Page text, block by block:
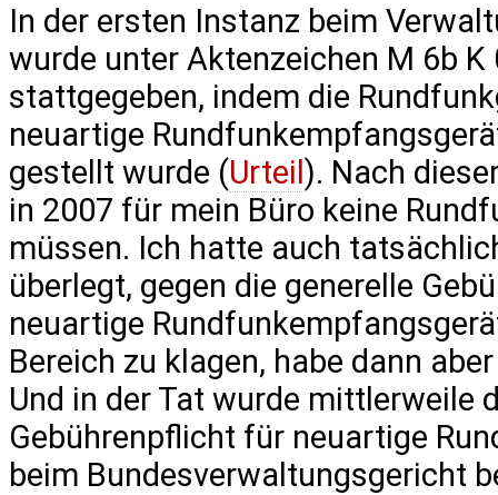
In der ersten Instanz beim
wurde unter Aktenzeichen M 6b K
stattgegeben, indem die
neuartige
gestellt wurde (Urteil). Nach
in 2007 für mein Büro keine
müssen. Ich hatte auch
überlegt, gegen die generelle
neuartige
Bereich zu klagen, habe dann
Und in der Tat wurde mittlerweile
Gebührenpflicht für neuartige
beim Bundesverwaltungsgericht